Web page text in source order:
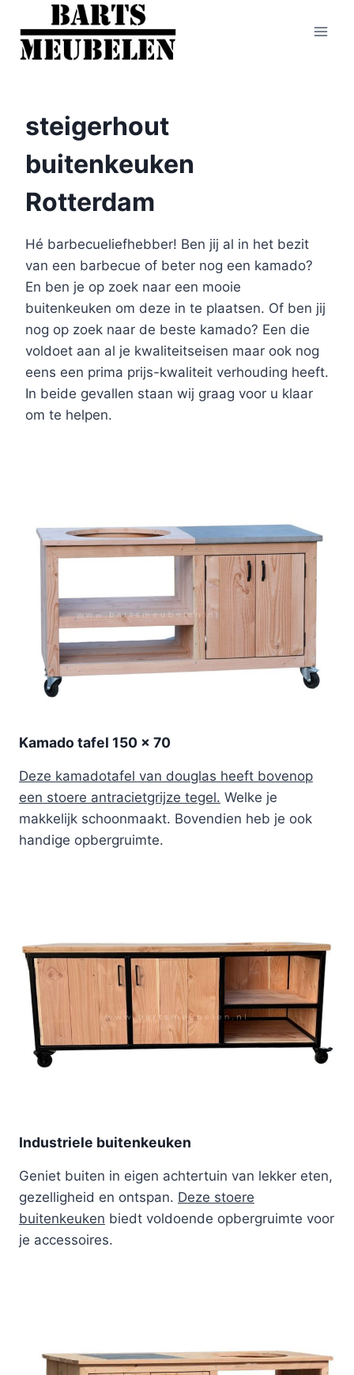
Doorgaan
naar
inhoud
steigerhout
buitenkeuken
Rotterdam
Hé barbecueliefhebber! Ben jij al in het bezit
van een barbecue of beter nog een kamado?
En ben je op zoek naar een mooie
buitenkeuken om deze in te plaatsen. Of ben jij
nog op zoek naar de beste kamado? Een die
voldoet aan al je kwaliteitseisen maar ook nog
eens een prima prijs-kwaliteit verhouding heeft.
In beide gevallen staan wij graag voor u klaar
om te helpen.
Kamado tafel 150 x 70
Deze kamadotafel van douglas heeft bovenop
een stoere antracietgrijze tegel. Welke je
makkelijk schoonmaakt. Bovendien heb je ook
handige opbergruimte.
Industriele buitenkeuken
Geniet buiten in eigen achtertuin van lekker eten,
gezelligheid en ontspan. Deze stoere
buitenkeuken biedt voldoende opbergruimte voor
je accessoires.